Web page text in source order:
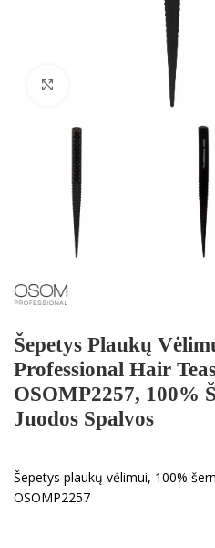
Spustelėkite norėdami
Šepetys Plaukų
Professional Hair
OSOMP2257, 100%
Juodos Spalvos
Šepetys plaukų vėlimui, 100%
OSOMP2257